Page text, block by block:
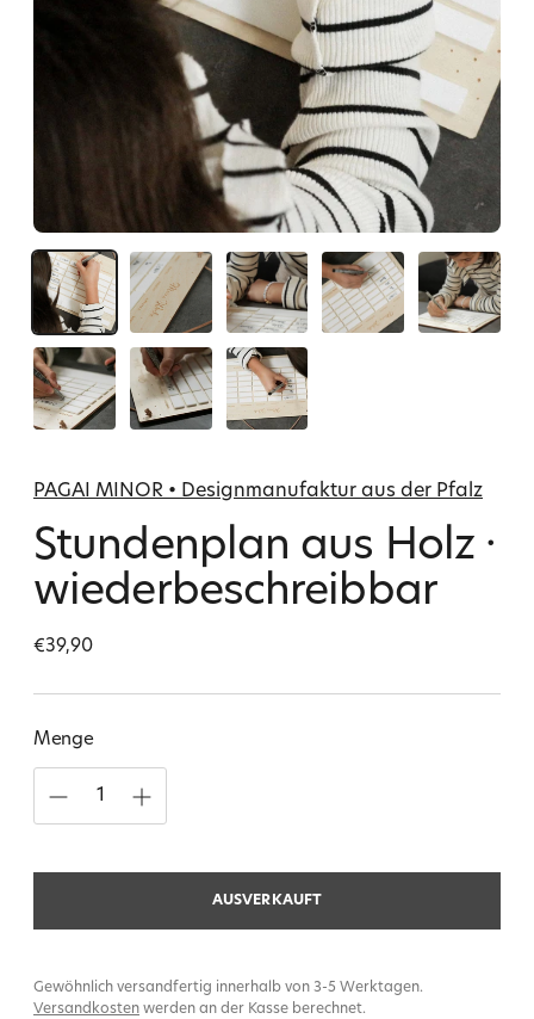
PAGAI MINOR • Designmanufaktur aus der Pfalz
Stundenplan aus Holz ·
wiederbeschreibbar
€39,90
Regulärer
Menge
AUSVERKAUFT
Gewöhnlich versandfertig innerhalb von 3-5 Werktagen.
Versandkosten werden an der Kasse berechnet.